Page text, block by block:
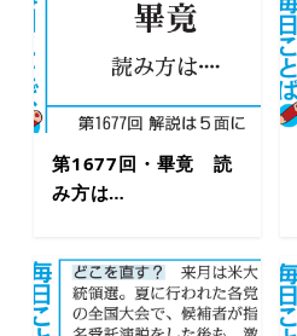
第1677回・畢竟 読
み方は…